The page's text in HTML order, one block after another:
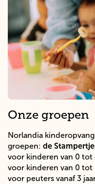
Onze groepen
Norlandia
groepen: de
voor kinderen van 0 tot
voor kinderen van 0 tot
voor peuters vanaf 3